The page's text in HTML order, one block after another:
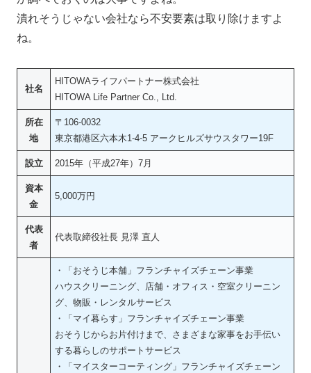
潰れそうじゃない会社なら不安要素は取り除けますよ
ね。
社名
HITOWAライフパートナー株式会社
HITOWA Life Partner Co., Ltd.
所在
地
〒106-0032
東京都港区六本木1-4-5 アークヒルズサウスタワー19F
設立 2015年（平成27年）7月
資本
金
5,000万円
代表
者
代表取締役社長 見澤 直人
・「おそうじ本舗」フランチャイズチェーン事業
ハウスクリーニング、店舗・オフィス・空室クリーニン
グ、物販・レンタルサービス
・「マイ暮らす」フランチャイズチェーン事業
おそうじからお片付けまで、さまざまな家事をお手伝い
する暮らしのサポートサービス
・「マイスターコーティング」フランチャイズチェーン